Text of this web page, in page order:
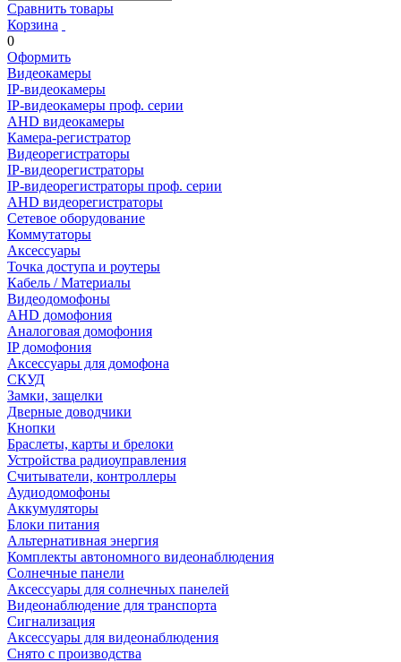
Сравнить товары
Корзина
0
Оформить
Видеокамеры
IP-видеокамеры
IP-видеокамеры проф. серии
AHD видеокамеры
Камера-регистратор
Видеорегистраторы
IP-видеорегистраторы
IP-видеорегистраторы проф. серии
AHD видеорегистраторы
Сетевое оборудование
Коммутаторы
Аксессуары
Точка доступа и роутеры
Кабель / Материалы
Видеодомофоны
AHD домофония
Аналоговая домофония
IP домофония
Аксессуары для домофона
СКУД
Замки, защелки
Дверные доводчики
Кнопки
Браслеты, карты и брелоки
Устройства радиоуправления
Считыватели, контроллеры
Аудиодомофоны
Аккумуляторы
Блоки питания
Альтернативная энергия
Комплекты автономного видеонаблюдения
Солнечные панели
Аксессуары для солнечных панелей
Видеонаблюдение для транспорта
Сигнализация
Аксессуары для видеонаблюдения
Снято с производства